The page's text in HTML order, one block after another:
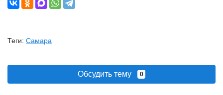
Теги: Самара
Обсудить тему 0